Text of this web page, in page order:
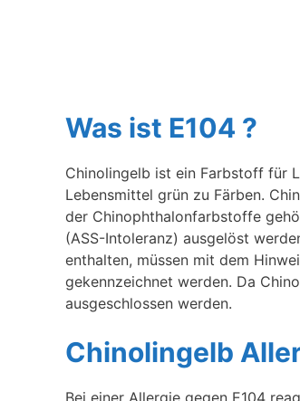
Was ist E104 ?
Chinolingelb ist ein Farbstoff für
Lebensmittel grün zu Färben.
der Chinophthalonfarbstoffe
(ASS-Intoleranz) ausgelöst
enthalten, müssen mit dem
gekennzeichnet werden. Da
ausgeschlossen werden.
Chinolingelb
Bei einer Allergie gegen E104